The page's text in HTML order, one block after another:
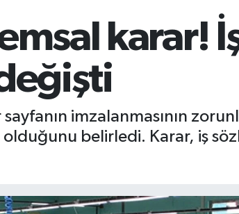
karar!
imzalanmasının
belirledi. Karar, iş